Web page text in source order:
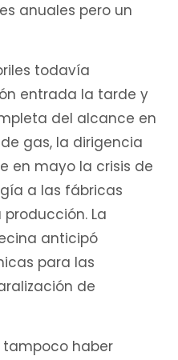
anuales pero un
todavía
entrada la tarde y
del alcance en
gas, la dirigencia
en mayo la crisis de
a las fábricas
La
anticipó
para las
de
tampoco haber